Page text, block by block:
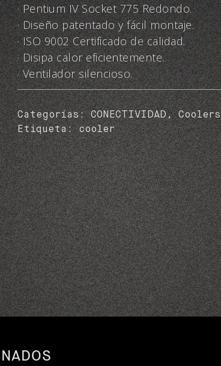
· Pentium IV Socket 775 Redondo.
· Diseño patentado y fácil montaje.
· ISO 9002 Certificado de calidad.
· Disipa calor eficientemente.
· Ventilador silencioso.
Categorías:CONECTIVIDAD,Coolers
Etiqueta:cooler